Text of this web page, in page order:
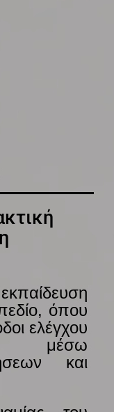
όπου
ελέγχου
μέσω
και